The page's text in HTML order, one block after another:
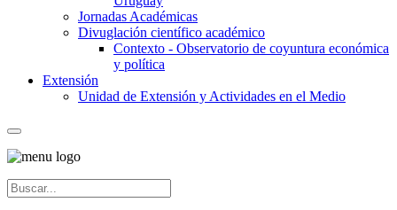
Jornadas Académicas
Divuglación científico académico
Contexto - Observatorio de coyuntura económica
y política
Extensión
Unidad de Extensión y Actividades en el Medio